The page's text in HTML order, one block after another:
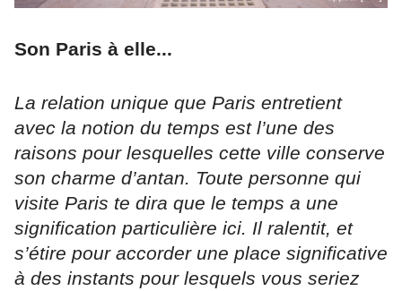
Son Paris à elle...
La relation unique que Paris entretient
avec la notion du temps est l’une des
raisons pour lesquelles cette ville conserve
son charme d’antan. Toute personne qui
visite Paris te dira que le temps a une
signification particulière ici. Il ralentit, et
s’étire pour accorder une place significative
à des instants pour lesquels vous seriez